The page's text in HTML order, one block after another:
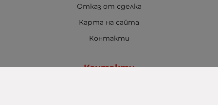
Отказ от сделка
Карта на сайта
Контакти
Контакти